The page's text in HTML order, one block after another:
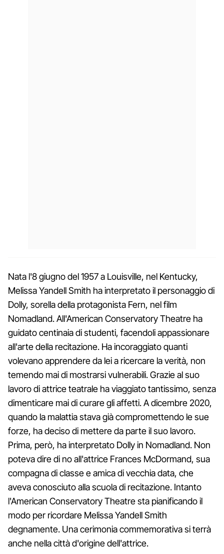
Nata l'8 giugno del 1957 a Louisville, nel Kentucky,
Melissa Yandell Smith ha interpretato il personaggio di
Dolly, sorella della protagonista Fern, nel film
Nomadland. All'American Conservatory Theatre ha
guidato centinaia di studenti, facendoli appassionare
all'arte della recitazione. Ha incoraggiato quanti
volevano apprendere da lei a ricercare la verità, non
temendo mai di mostrarsi vulnerabili. Grazie al suo
lavoro di attrice teatrale ha viaggiato tantissimo, senza
dimenticare mai di curare gli affetti. A dicembre 2020,
quando la malattia stava già compromettendo le sue
forze, ha deciso di mettere da parte il suo lavoro.
Prima, però, ha interpretato Dolly in Nomadland. Non
poteva dire di no all'attrice Frances McDormand, sua
compagna di classe e amica di vecchia data, che
aveva conosciuto alla scuola di recitazione. Intanto
l'American Conservatory Theatre sta pianificando il
modo per ricordare Melissa Yandell Smith
degnamente. Una cerimonia commemorativa si terrà
anche nella città d'origine dell'attrice.